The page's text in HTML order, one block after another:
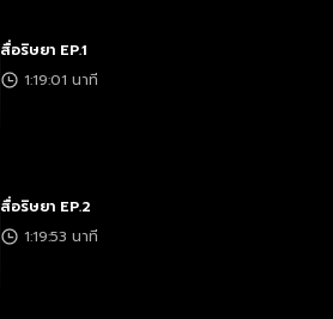
สื่อริษยา EP.1
1:19:01 นาที
สื่อริษยา EP.2
1:19:53 นาที